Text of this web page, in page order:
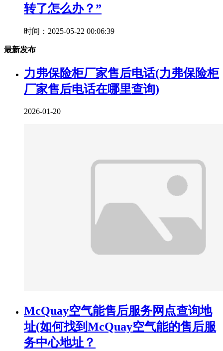
转了怎么办？”
时间：2025-05-22 00:06:39
最新发布
力弗保险柜厂家售后电话(力弗保险柜
厂家售后电话在哪里查询)
2026-01-20
McQuay空气能售后服务网点查询地
址(如何找到McQuay空气能的售后服
务中心地址？